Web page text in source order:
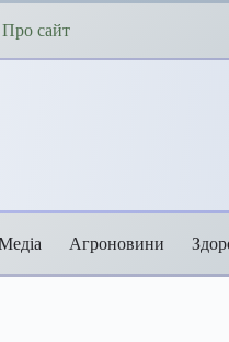
Про сайт
Агроновини